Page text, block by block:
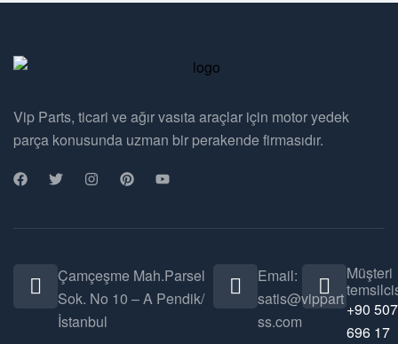
Vip Parts, ticari ve ağır vasıta araçlar için motor yedek
parça konusunda uzman bir perakende firmasıdır.
Çamçeşme Mah.Parsel
Sok. No 10 – A Pendik/
İstanbul
Email:
satis@vippart
ss.com
Müşteri
+90 507
696 17